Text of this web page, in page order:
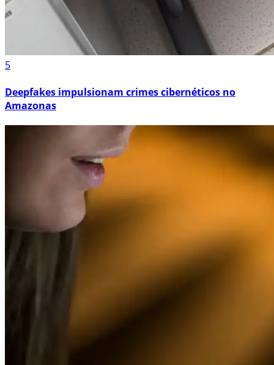
5
Deepfakes impulsionam crimes cibernéticos no
Amazonas